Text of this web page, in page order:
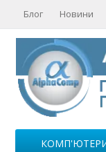
Блог Новини